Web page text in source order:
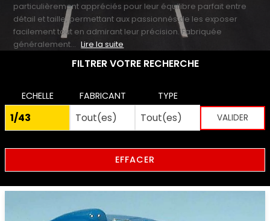
particulièrement appréciés pour leur équilibre parfait entre
détail et taille, permettant aux passionnés de les exposer
facilement tout en admirant leur précision. Fabriquée
généralement... Lire la suite
FILTRER VOTRE RECHERCHE
ECHELLE FABRICANT TYPE
EFFACER